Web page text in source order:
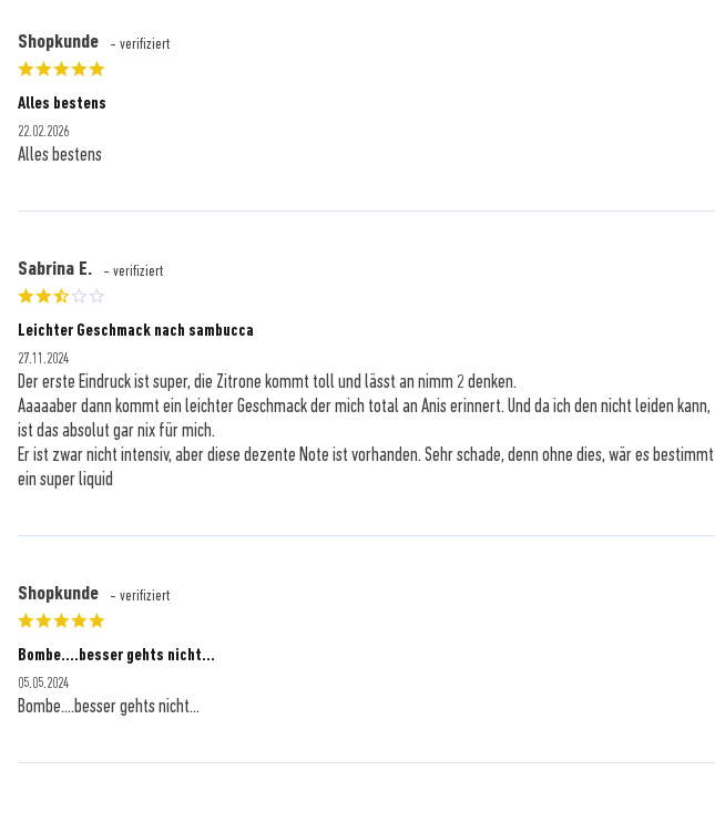
Shopkunde - verifiziert
Alles bestens
22.02.2026
Alles bestens
Sabrina E. - verifiziert
Leichter Geschmack nach sambucca
27.11.2024
Der erste Eindruck ist super, die Zitrone kommt toll und lässt an nimm 2 denken.
Aaaaaber dann kommt ein leichter Geschmack der mich total an Anis erinnert. Und da ich den nicht leiden kann,
ist das absolut gar nix für mich.
Er ist zwar nicht intensiv, aber diese dezente Note ist vorhanden. Sehr schade, denn ohne dies, wär es bestimmt
ein super liquid
Shopkunde - verifiziert
Bombe....besser gehts nicht...
05.05.2024
Bombe....besser gehts nicht...